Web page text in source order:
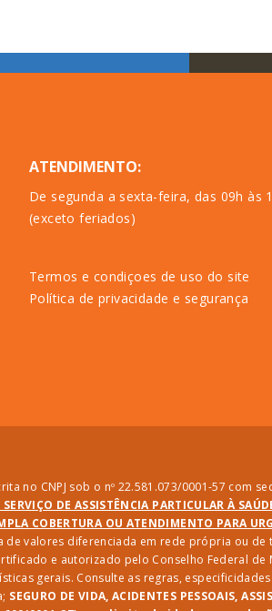
ATENDIMENTO:
De segunda a sexta-feira, das 09h às
(exceto feriados)
Termos e condiçoes de uso do site
Política de privacidade e segurança
no CNPJ sob o nº 22.581.073/0001-57 com
DE ASSISTÊNCIA PARTICULAR À
COBERTURA OU ATENDIMENTO PARA
valores diferenciada em rede própria ou
e autorizado pelo Conselho Federal
gerais. Consulte as regras,
SEGURO DE VIDA, ACIDENTES PESSOAIS,